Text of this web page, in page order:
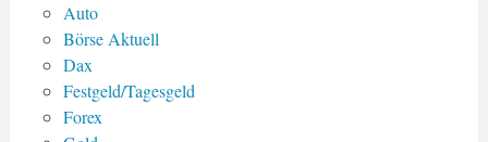
Auto
Börse Aktuell
Dax
Festgeld/Tagesgeld
Forex